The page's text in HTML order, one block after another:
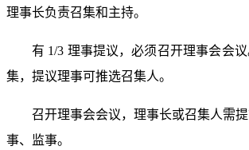
理事长负责召集和主持。
有 1/3 理事提议，必须召开理事会会
集，提议理事可推选召集人。
召开理事会会议，理事长或召集人需
事、监事。